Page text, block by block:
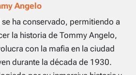
Angelo
ha conservado, permitiendo a
la historia de Tommy Angelo,
con la mafia en la ciudad
durante la década de 1930.